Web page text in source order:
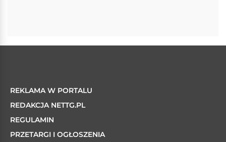
REKLAMA W PORTALU
REDAKCJA NETTG.PL
REGULAMIN
PRZETARGI I OGŁOSZENIA